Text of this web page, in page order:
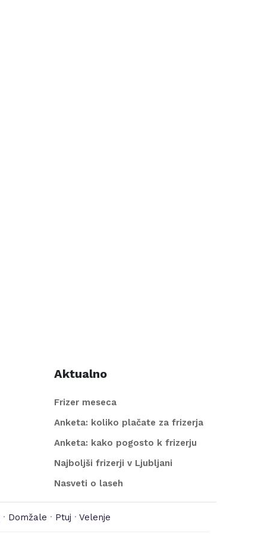
Aktualno
Frizer meseca
Anketa: koliko plačate za frizerja
Anketa: kako pogosto k frizerju
Najboljši frizerji v Ljubljani
Nasveti o laseh
· Domžale · Ptuj · Velenje